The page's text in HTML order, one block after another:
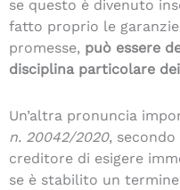
se questo è divenuto
fatto proprio le
promesse, può essere
disciplina particolare
Un’altra pronuncia
n. 20042/2020,
creditore di esigere
se è stabilito un